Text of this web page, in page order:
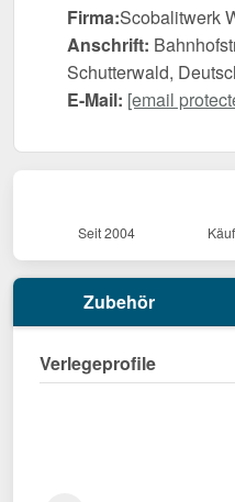
Firma:Scobalitwerk
Anschrift:
Schutterwald,
E-Mail: [email
Seit 2004
Zubehör
Verlegeprofile